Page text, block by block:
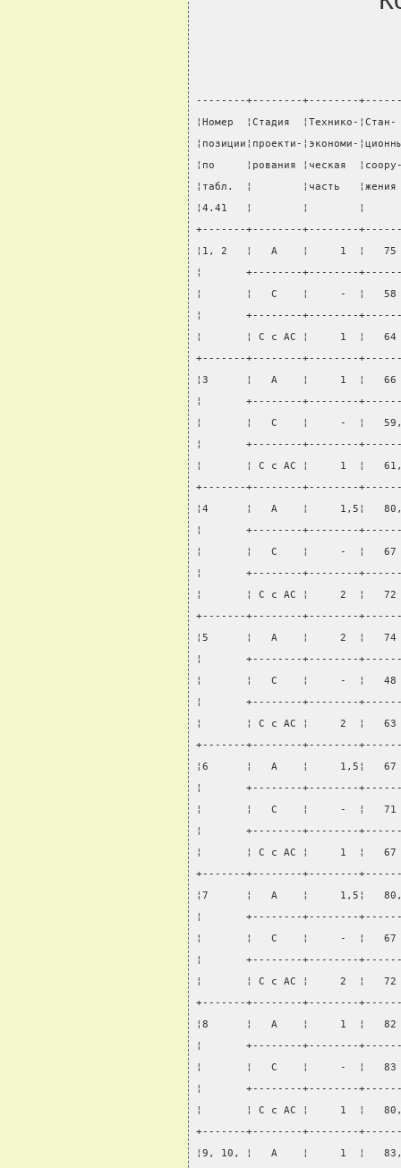
--------+--------+--------
¦Номер  ¦Стадия  ¦Технико-
¦позиции¦проекти-¦экономи-
¦по     ¦рования ¦ческая
¦табл.  ¦        ¦часть
¦4.41   ¦        ¦        ¦
+-------+--------+--------
¦1, 2   ¦   А    ¦     1  ¦
¦       +--------+--------
¦       ¦   С    ¦     -  ¦
¦       +--------+--------
¦       ¦ С с АС ¦     1  ¦
+-------+--------+--------
¦3      ¦   А    ¦     1  ¦
¦       +--------+--------
¦       ¦   С    ¦     -  ¦
¦       +--------+--------
¦       ¦ С с АС ¦     1  ¦
+-------+--------+--------
¦4      ¦   А    ¦     1,5¦
¦       +--------+--------
¦       ¦   С    ¦     -  ¦
¦       +--------+--------
¦       ¦ С с АС ¦     2  ¦
+-------+--------+--------
¦5      ¦   А    ¦     2  ¦
¦       +--------+--------
¦       ¦   С    ¦     -  ¦
¦       +--------+--------
¦       ¦ С с АС ¦     2  ¦
+-------+--------+--------
¦6      ¦   А    ¦     1,5¦
¦       +--------+--------
¦       ¦   С    ¦     -  ¦
¦       +--------+--------
¦       ¦ С с АС ¦     1  ¦
+-------+--------+--------
¦7      ¦   А    ¦     1,5¦
¦       +--------+--------
¦       ¦   С    ¦     -  ¦
¦       +--------+--------
¦       ¦ С с АС ¦     2  ¦
+-------+--------+--------
¦8      ¦   А    ¦     1  ¦
¦       +--------+--------
¦       ¦   С    ¦     -  ¦
¦       +--------+--------
¦       ¦ С с АС ¦     1  ¦
+-------+--------+--------
¦9, 10, ¦   А    ¦     1  ¦